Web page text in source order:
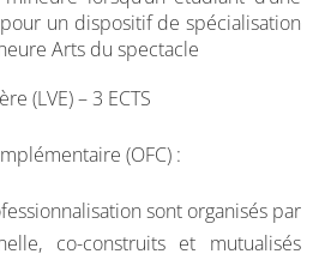
un dispositif de spécialisation
Arts du spectacle
(LVE) – 3 ECTS
(OFC) :
sont organisés par
co-construits et mutualisés